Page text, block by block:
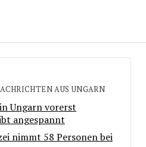
AUS UNGARN
Ungarn vorerst
angespannt
nimmt 58 Personen bei